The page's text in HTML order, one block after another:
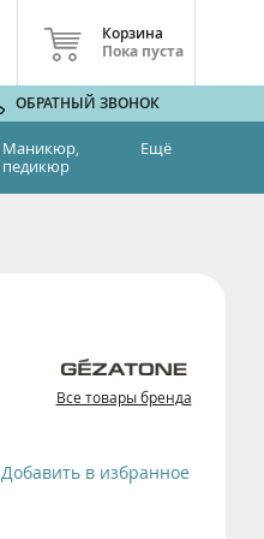
Корзина
Пока пуста
ОБРАТНЫЙ ЗВОНОК
Маникюр,
педикюр
Ещё
Все товары бренда
Добавить в избранное